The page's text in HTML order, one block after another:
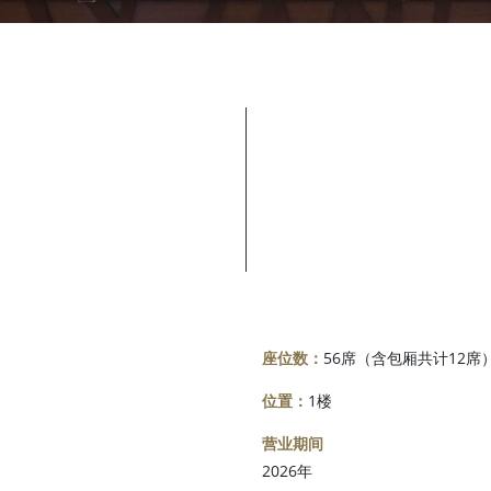
座位数： 56席（含包厢共计12席
位置： 1楼
营业期间
2026年